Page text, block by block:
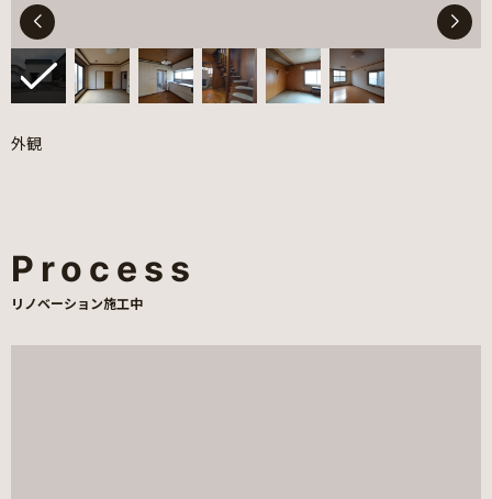
外観
Process
リノベーション施工中